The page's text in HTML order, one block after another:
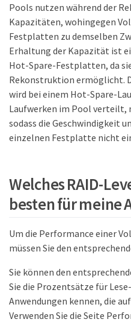
Pools nutzen während der
Kapazitäten, wohingegen
Festplatten zu demselben
Erhaltung der Kapazität ist
Hot-Spare-Festplatten, da
Rekonstruktion ermöglicht.
wird bei einem Hot-Spare-
Laufwerken im Pool
sodass die Geschwindigkeit
einzelnen Festplatte nicht
Welches RAID-
besten für meine
Um die Performance einer
müssen Sie den
Sie können den
Sie die Prozentsätze für
Anwendungen kennen, die
Verwenden Sie die Seite